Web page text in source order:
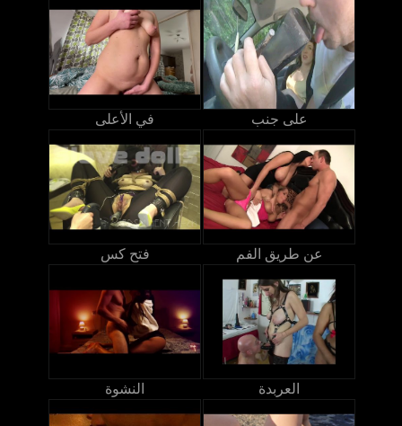
في الأعلى على جنب
فتح كس عن طريق الفم
النشوة العربدة